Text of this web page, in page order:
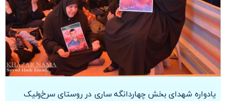
یادواره شهدای بخش چهاردانگه ساری در روستای سرخ‌ولیک